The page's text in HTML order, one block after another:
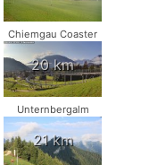
Chiemgau Coaster
20 km
Unternbergalm
21 km